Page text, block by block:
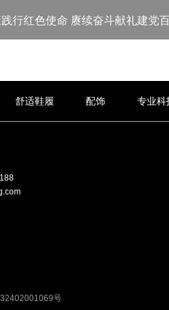
行红色使命 赓续奋斗献礼建党
舒适鞋履 配饰 专业科
号